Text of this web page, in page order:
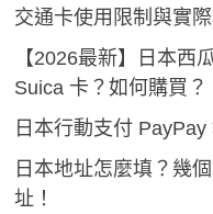
交通卡使用限制與實
【2026最新】日本西
Suica 卡？如何購買？
日本行動支付
日本地址怎麼填？幾
址！